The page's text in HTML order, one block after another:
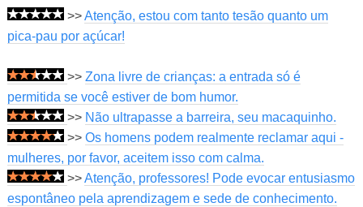
>>Atenção, estou com tanto tesão quanto um
pica-pau por açúcar!
>> Zona livre de crianças: a entrada só é
permitida se você estiver de bom humor.
>> Não ultrapasse a barreira, seu macaquinho.
>> Os homens podem realmente reclamar aqui -
mulheres, por favor, aceitem isso com calma.
>>Atenção, professores! Pode evocar entusiasmo
espontâneo pela aprendizagem e sede de conhecimento.